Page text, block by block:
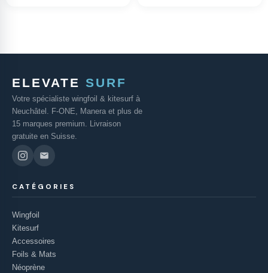
ELEVATE SURF
Votre spécialiste wingfoil & kitesurf à
Neuchâtel. F-ONE, Manera et plus de
15 marques premium. Livraison
gratuite en Suisse.
CATÉGORIES
Wingfoil
Kitesurf
Accessoires
Foils & Mats
Néoprène